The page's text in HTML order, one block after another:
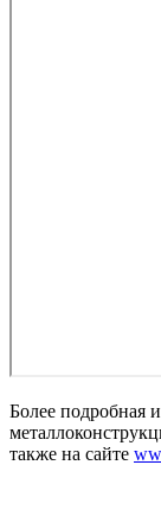
Более подробная
также на сайте